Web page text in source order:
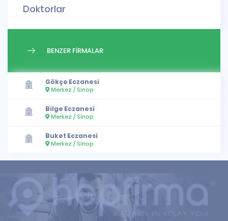
Doktorlar
BENZER FİRMALAR
Gökçe Eczanesi
Merkez / Sinop
Bilge Eczanesi
Merkez / Sinop
Buket Eczanesi
Merkez / Sinop